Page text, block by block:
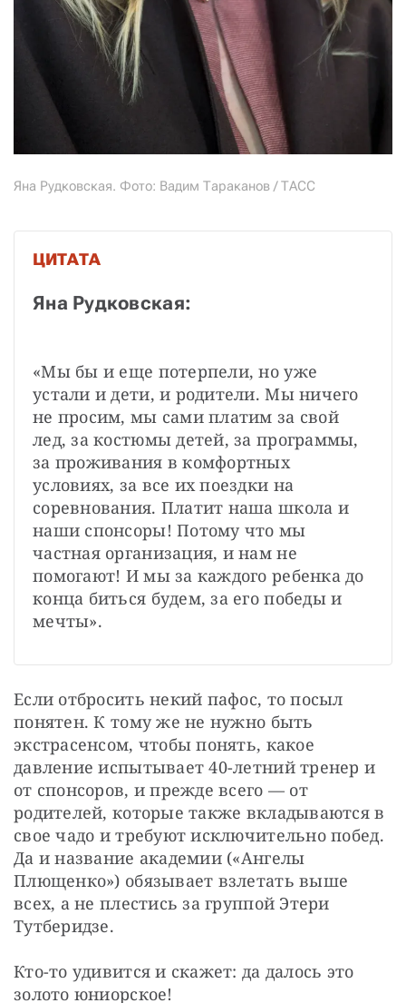
Яна Рудковская. Фото: Вадим Тараканов / ТАСС
ЦИТАТА
Яна Рудковская:
«Мы бы и еще потерпели, но уже
устали и дети, и родители. Мы ничего
не просим, мы сами платим за свой
лед, за костюмы детей, за программы,
за проживания в комфортных
условиях, за все их поездки на
соревнования. Платит наша школа и
наши спонсоры! Потому что мы
частная организация, и нам не
помогают! И мы за каждого ребенка до
конца биться будем, за его победы и
мечты».
Если отбросить некий пафос, то посыл
понятен. К тому же не нужно быть
экстрасенсом, чтобы понять, какое
давление испытывает 40-летний тренер и
от спонсоров, и прежде всего — от
родителей, которые также вкладываются в
свое чадо и требуют исключительно побед.
Да и название академии («Ангелы
Плющенко») обязывает взлетать выше
всех, а не плестись за группой Этери
Тутберидзе.
Кто-то удивится и скажет: да далось это
золото юниорское!